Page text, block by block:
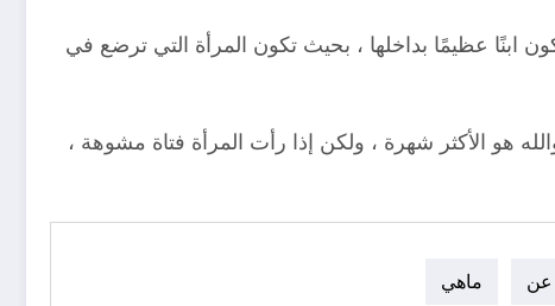
ابنًا عظيمًا بداخلها ، بحيث تكون المرأة التي ترضع في
هو الأكثر شهرة ، ولكن إذا رأت المرأة فتاة مشوهة ،
عن ماهي